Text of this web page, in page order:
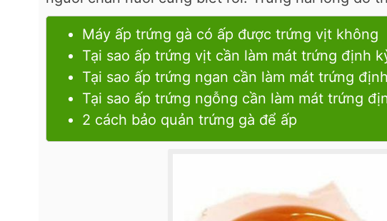
Máy ấp trứng gà có ấp được trứng vịt không
Tại sao ấp trứng vịt cần làm mát trứng định
Tại sao ấp trứng ngan cần làm mát trứng
Tại sao ấp trứng ngỗng cần làm mát trứng
2 cách bảo quản trứng gà để ấp